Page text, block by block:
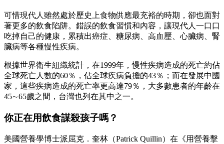
可惜現代人雖然處於歷史上食物供應最充裕的時期，卻也面對
著更多的飲食陷阱。錯誤的飲食習慣和內容，讓現代人一口口
吃掉自己的健康，累積出癌症、糖尿病、高血壓、心臟病、腎
臟病等各種慢性疾病。
根據世界衛生組織統計，在1999年，慢性疾病造成的死亡約佔
全球死亡人數的60％，佔全球疾病負擔的43％；而在發展中國
家，這些疾病造成的死亡率更高達79％，大多數患者的年齡在
45∼65歲之間，台灣也列在其中之一。
你正在用飲食謀殺孩子嗎？
美國營養學博士派屈克．奎林（Patrick Quillin）在《用營養擊